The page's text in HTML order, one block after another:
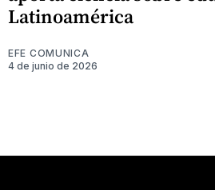
Latinoamérica
EFE COMUNICA
4 de junio de 2026